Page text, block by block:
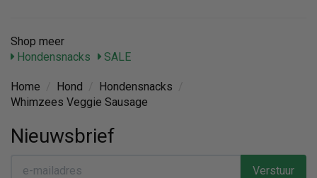
Shop meer
Hondensnacks
SALE
Home Hond Hondensnacks
Whimzees Veggie Sausage
Nieuwsbrief
Verstuur